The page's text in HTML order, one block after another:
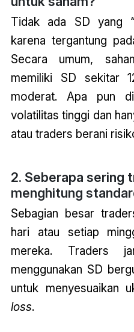
Tidak ada SD yang
karena tergantung
Secara umum,
memiliki SD sekitar
moderat. Apa pun
volatilitas tinggi dan
atau traders berani
2. Seberapa sering
menghitung
Sebagian besar
hari atau setiap
mereka. Traders
menggunakan SD
untuk menyesuaikan
loss.